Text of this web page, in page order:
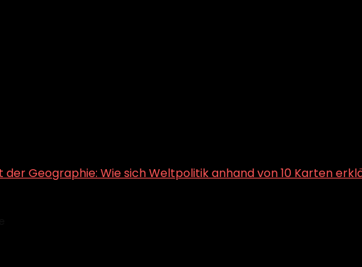
der Geographie: Wie sich Weltpolitik anhand von 10 Karten